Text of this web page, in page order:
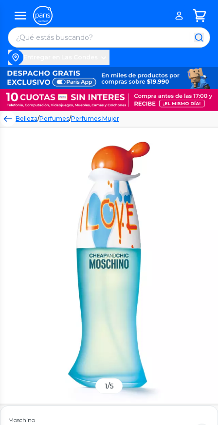
Belleza/Perfumes/Perfumes Mujer
1/5
Moschino